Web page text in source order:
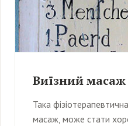
Виїзний
Така
масаж, може стати